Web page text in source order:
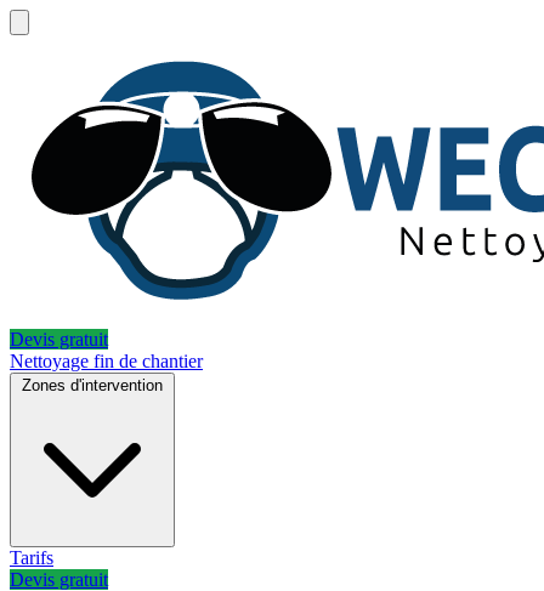
Devis gratuit
Nettoyage fin de chantier
Zones d'intervention
Tarifs
Devis gratuit